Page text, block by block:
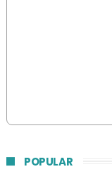
POPULAR